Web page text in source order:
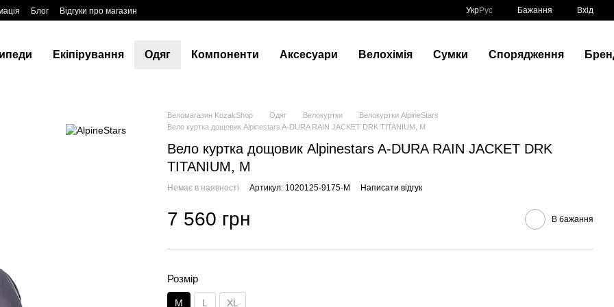
Блог Відгуки про магазин УкрРус Бажання Вхід
Екіпірування Одяг Компоненти Аксесуари Велохімія Сумки Спорядження
Веломагазин KozakShop Одяг Велокуртки
Велокуртки AlpineStars
Вело куртка дощовик Alpinestars A-DURA RAIN JACKET DRK TITANIUM, M
Вело куртка дощовик Alpinestars A-DURA RAIN JACKET DRK
TITANIUM, M
Немає в наявності Артикул: 1020125-9175-M Написати відгук
7 560 грн В бажання
Розмір
M L XL